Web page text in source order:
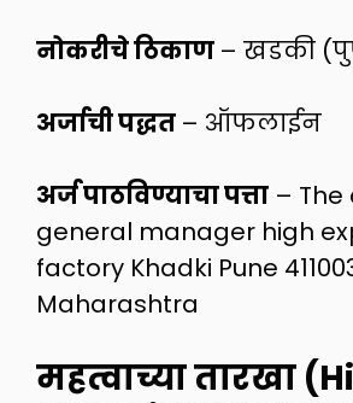
नोकरीचे ठिकाण – खडकी
अर्जाची पद्धत – ऑफलाईन
अर्ज पाठविण्याचा पत्ता – The
general manager high
factory Khadki Pune
Maharashtra
महत्वाच्या तारखा